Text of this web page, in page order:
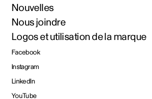
Nouvelles
Nous joindre
Logos et utilisation de la marque
Facebook
Instagram
LinkedIn
YouTube